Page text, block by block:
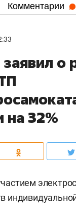
Комментарии
о
на 32%